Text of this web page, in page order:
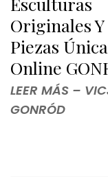
Originales Y
Piezas
Online
LEER MÁS –
GONRÓD